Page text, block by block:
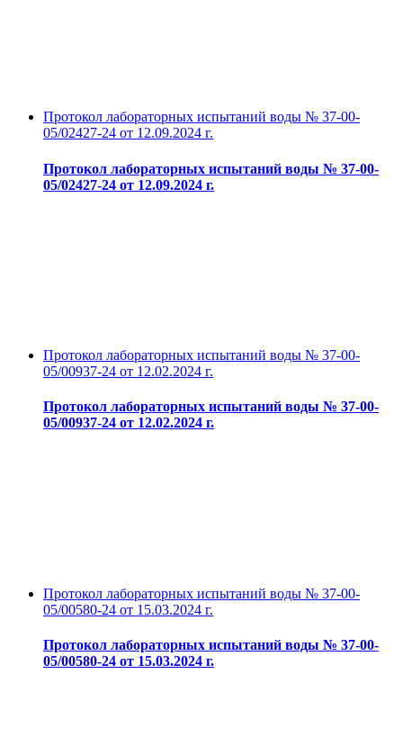
Протокол лабораторных испытаний воды № 37-00-
05/02427-24 от 12.09.2024 г.
Протокол лабораторных испытаний воды № 37-00-
05/02427-24 от 12.09.2024 г.
Протокол лабораторных испытаний воды № 37-00-
05/00937-24 от 12.02.2024 г.
Протокол лабораторных испытаний воды № 37-00-
05/00937-24 от 12.02.2024 г.
Протокол лабораторных испытаний воды № 37-00-
05/00580-24 от 15.03.2024 г.
Протокол лабораторных испытаний воды № 37-00-
05/00580-24 от 15.03.2024 г.